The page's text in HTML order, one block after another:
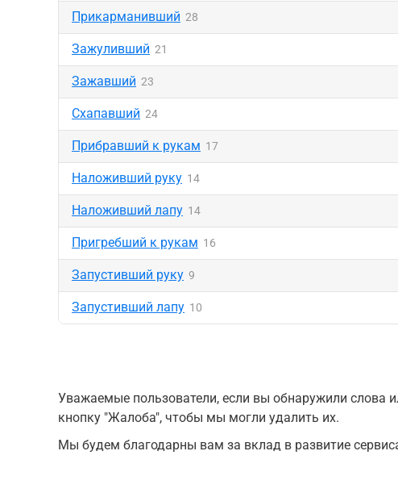
Прикарманивший 28
Зажуливший 21
Зажавший 23
Схапавший 24
Прибравший к рукам 17
Наложивший руку 14
Наложивший лапу 14
Пригребший к рукам 16
Запустивший руку 9
Запустивший лапу 10
Уважаемые пользователи, если вы обнаружили слова
кнопку "Жалоба", чтобы мы могли удалить их.
Мы будем благодарны вам за вклад в развитие